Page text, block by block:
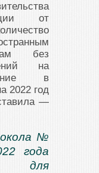
от
без
на
в
2022 год
—
№
года
для